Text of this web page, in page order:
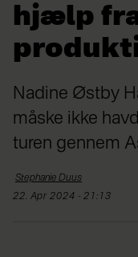
hjælp
Nadine Østby
måske ikke
turen gennem
Stephanie Duus
22. Apr 2024 - 21:13